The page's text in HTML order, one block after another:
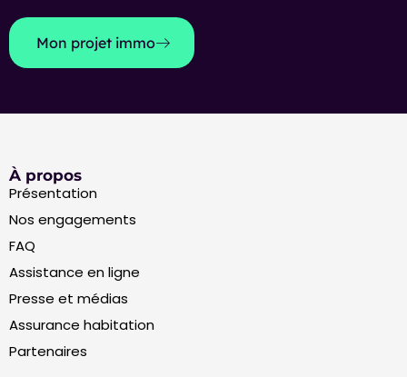
Mon projet immo
À propos
Présentation
Nos engagements
FAQ
Assistance en ligne
Presse et médias
Assurance habitation
Partenaires